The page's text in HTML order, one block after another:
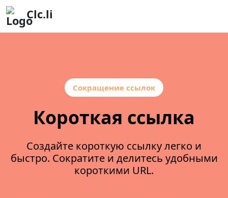
Clc.li
Сокращение ссылок
Короткая ссылка
Создайте короткую ссылку легко и
быстро. Сократите и делитесь удобными
короткими URL.